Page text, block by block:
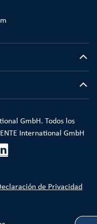
GmbH. Todos los
International GmbH
de Privacidad